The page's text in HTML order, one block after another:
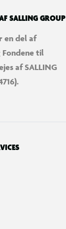
SALLING GROUP
en del af
til
af SALLING